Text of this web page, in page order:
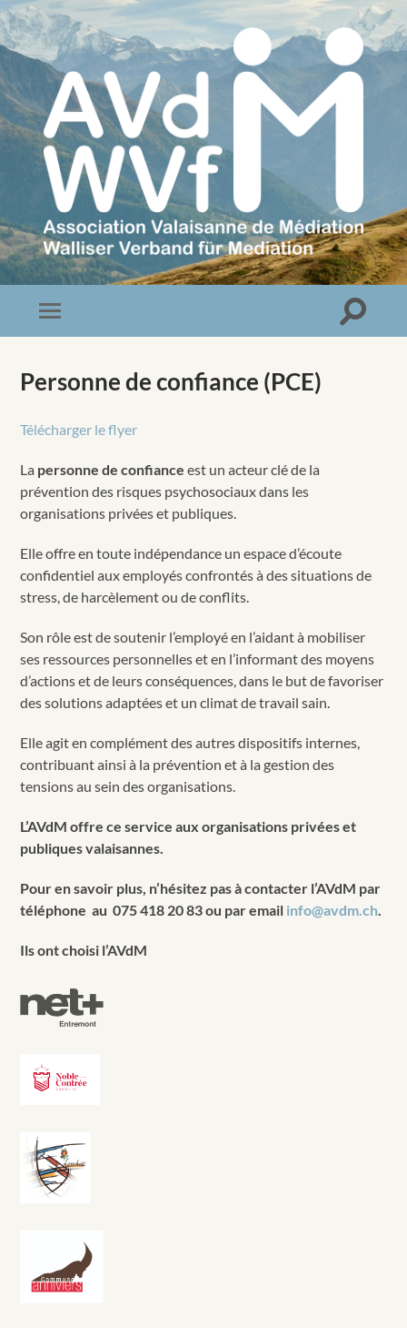
Association
Valaisanne
de
Toggle
mobile
Toggle
Personne de confiance (PCE)
Télécharger le flyer
La personne de confiance est un acteur clé de la
prévention des risques psychosociaux dans les
organisations privées et publiques.
Elle offre en toute indépendance un espace d’écoute
confidentiel aux employés confrontés à des situations de
stress, de harcèlement ou de conflits.
Son rôle est de soutenir l’employé en l’aidant à mobiliser
ses ressources personnelles et en l’informant des moyens
d’actions et de leurs conséquences, dans le but de favoriser
des solutions adaptées et un climat de travail sain.
Elle agit en complément des autres dispositifs internes,
contribuant ainsi à la prévention et à la gestion des
tensions au sein des organisations.
L’AVdM offre ce service aux organisations privées et
publiques valaisannes.
Pour en savoir plus, n’hésitez pas à contacter l’AVdM par
téléphone au 075 418 20 83 ou par email info@avdm.ch
Ils ont choisi l’AVdM